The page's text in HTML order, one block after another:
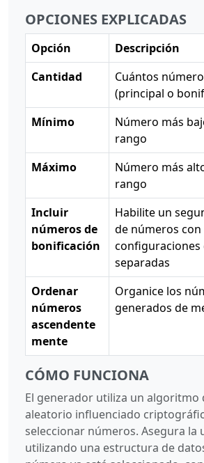
OPCIONES EXPLICADAS
Opción
Descripción
Cantidad
Cuántos
(principal o
Mínimo
Número más
rango
Máximo
Número más
rango
Incluir
números de
bonificación
Habilite un
de números con
configuraciones
separadas
Ordenar
números
ascendente
mente
Organice los
generados de
CÓMO FUNCIONA
El generador utiliza un algoritmo
aleatorio influenciado
seleccionar números. Asegura la
utilizando una estructura de